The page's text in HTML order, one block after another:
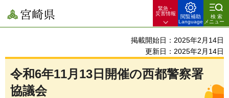
宮崎県
緊急・
災害情報
閲覧補助
Language
検索
メニュー
掲載開始日：2025年2月14日
更新日：2025年2月14日
令和6年11月13日開催の西都警察署
協議会